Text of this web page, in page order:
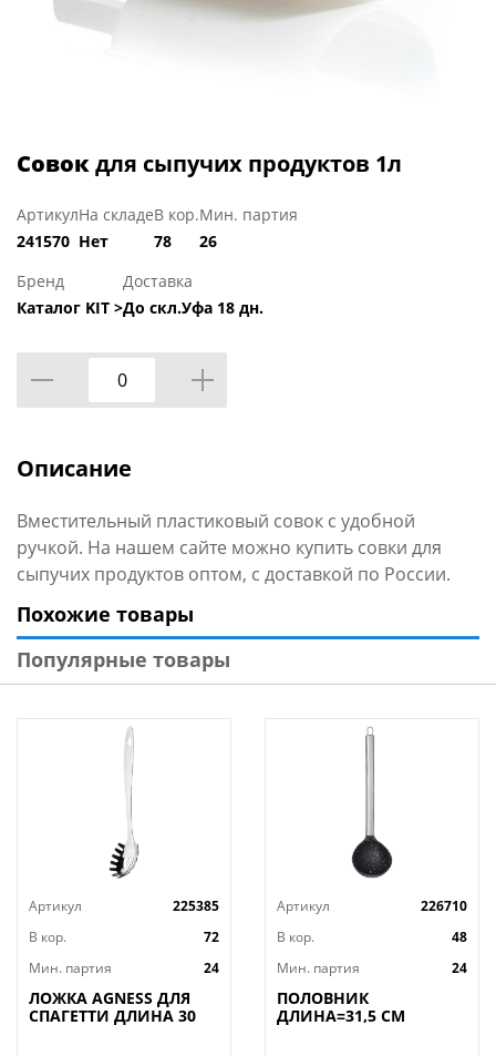
Совокдля сыпучих продуктов 1л
Артикул
241570
На складе
Нет
В кор.
78
Мин. партия
26
Бренд
Каталог KIT >
Доставка
До скл.Уфа 18 дн.
Описание
Вместительный пластиковый совок с удобной
ручкой. На нашем сайте можно купить совки для
сыпучих продуктов оптом, с доставкой по России.
Похожие товары
Популярные товары
Артикул
225385
В кор.
72
Мин. партия
24
ЛОЖКА AGNESS ДЛЯ
СПАГЕТТИ ДЛИНА 30
Артикул
226710
В кор.
48
Мин. партия
24
ПОЛОВНИК
ДЛИНА=31,5 СМ